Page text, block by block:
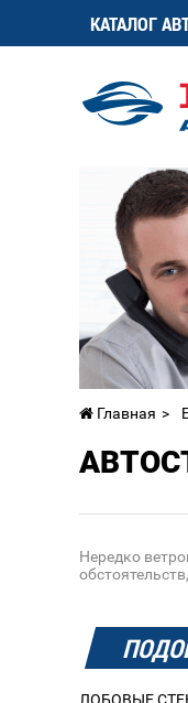
КАТАЛОГ
Главная
Нередко